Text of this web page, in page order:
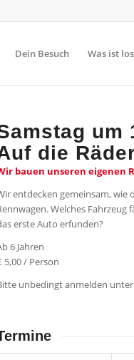
Dein Besuch Was ist los
um
die
bauen unseren eigenen
entdecken gemeinsam, wie
Welches
erste Auto erfunden?
6 Jahren
5,00 / Person
unbedingt anmelden unter